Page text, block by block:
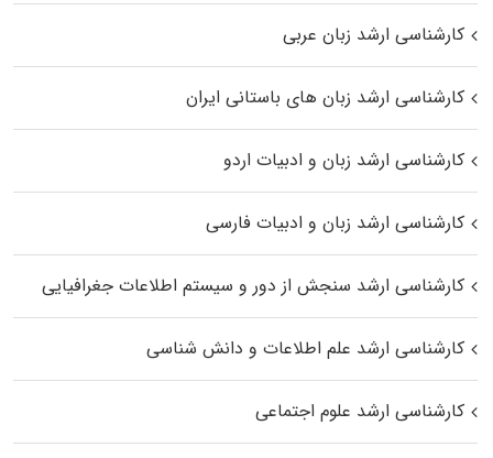
کارشناسی ارشد زبان عربی
کارشناسی ارشد زبان‌ های باستانی ایران
کارشناسی ارشد زبان و ادبیات اردو
کارشناسی ارشد زبان و ادبیات فارسی
کارشناسی ارشد سنجش از دور و سیستم اطلاعات جغرافیایی
کارشناسی ارشد علم اطلاعات و دانش شناسی
کارشناسی ارشد علوم اجتماعی